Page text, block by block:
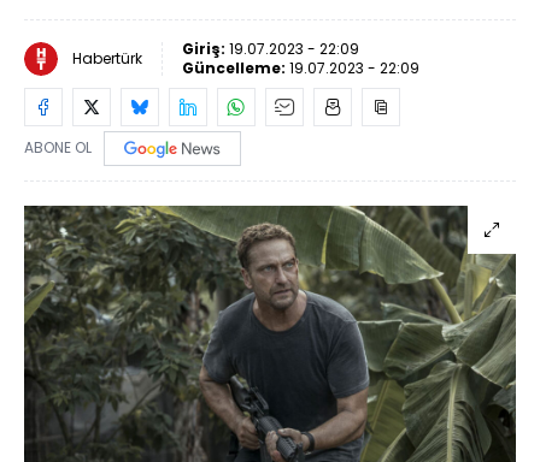
Habertürk Giriş: 19.07.2023 - 22:09
Güncelleme: 19.07.2023 - 22:09
ABONE OL